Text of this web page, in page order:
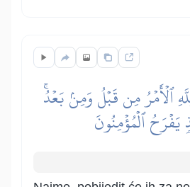
ٱلۡأَمۡرُ مِن قَبۡلُ وَمِنۢ بَعۡدُۚ
يَفۡرَحُ ٱلۡمُؤۡمِنُونَ